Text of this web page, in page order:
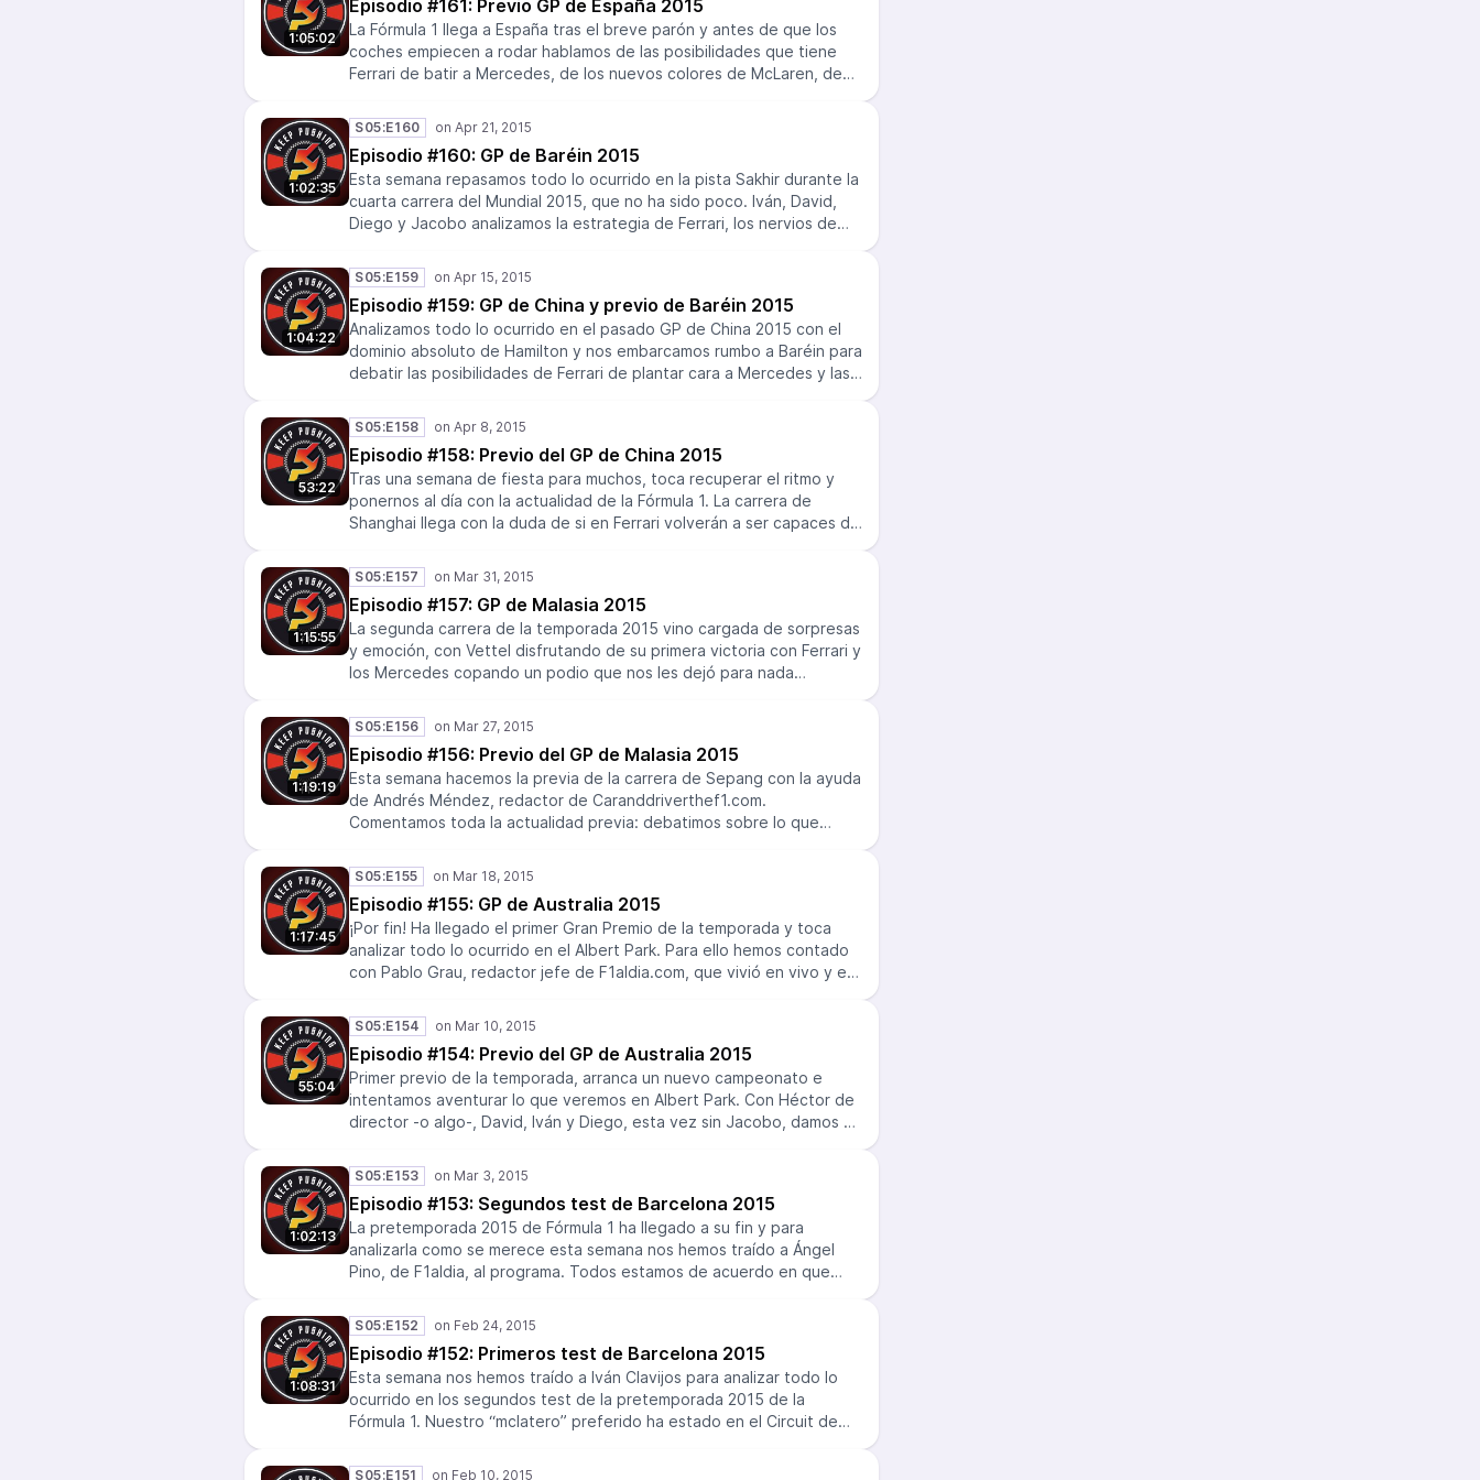
es el Mundialito, que volverá con nosotros. Gracias a todos por
escucharnos durante más de 164 episodios (de momento) y
aguantar nuestras tonterías. Volveremos… pero hasta entonces, ya
McLaren (otra vez). ¡A disfrutarlo!
1:05:02
Episodio #161: Previo GP de España 2015
La Fórmula 1 llega a España tras el breve parón y antes de que los
coches empiecen a rodar hablamos de las posibilidades que tiene
Ferrari de batir a Mercedes, de los nuevos colores de McLaren, de
Eloy Entrambasaguas, nuestro invitado del día. Lamentablemente,
nos falló la facción galega del podcast, así que esperamos que
Jacobo y Diego puedan estar la semana que viene analizando lo que
pasará este domingo en Montmeló. ¡Si vas, cuéntanoslo!
1:02:35
S05:E160
Episodio #160: GP de Baréin 2015
Esta semana repasamos todo lo ocurrido en la pista Sakhir durante la
cuarta carrera del Mundial 2015, que no ha sido poco. Iván, David,
Diego y Jacobo analizamos la estrategia de Ferrari, los nervios de
McLaren. Y también nos ha quedado tiempo para meterle 44
segundos a Will “cabeza” Stevens. ¡A correr!
1:04:22
S05:E159
Episodio #159: GP de China y previo de Baréin 2015
Analizamos todo lo ocurrido en el pasado GP de China 2015 con el
dominio absoluto de Hamilton y nos embarcamos rumbo a Baréin para
debatir las posibilidades de Ferrari de plantar cara a Mercedes y las
53:22
S05:E158
Episodio #158: Previo del GP de China 2015
Tras una semana de fiesta para muchos, toca recuperar el ritmo y
ponernos al día con la actualidad de la Fórmula 1. La carrera de
Shanghai llega con la duda de si en Ferrari volverán a ser capaces de
por el calor. ¿Acabará McLaren esta carrera o tampoco toca? Diego,
Iván, David y Jacobo debatimos este tema y muchos otros. Héctor,
ya tal. Además, David nos trae “su” sección al final del programa.
1:15:55
S05:E157
Episodio #157: GP de Malasia 2015
La segunda carrera de la temporada 2015 vino cargada de sorpresas
y emoción, con Vettel disfrutando de su primera victoria con Ferrari y
los Mercedes copando un podio que nos les dejó para nada
Diego, y con la vuelta de Samuel. Repasamos el acierto estratégico
de Ferrari y la primera derrota en mucho tiempo de Mercedes.
¿Serán capaces los italianos de acabar con el dominio de Hamilton y
Rosberg? También el calvario de McLaren y el buen trabajo de
Verstappen y Sainz. Todo ello acompañado de El Mundialito y la Liga
Keep Pushing.
1:19:19
S05:E156
Episodio #156: Previo del GP de Malasia 2015
Esta semana hacemos la previa de la carrera de Sepang con la ayuda
de Andrés Méndez, redactor de Caranddriverthef1.com.
Comentamos toda la actualidad previa: debatimos sobre lo que
finalmente a pista, o sobre si Rosberg podrá intimidar a Hamilton al
menos un poco. También analizamos las noticias más destacadas de
la semana, para acabar el programa hablando de… Top Gear.
1:17:45
S05:E155
Episodio #155: GP de Australia 2015
¡Por fin! Ha llegado el primer Gran Premio de la temporada y toca
analizar todo lo ocurrido en el Albert Park. Para ello hemos contado
con Pablo Grau, redactor jefe de F1aldia.com, que vivió en vivo y en
Melbourne. El dominio de Mercedes, el primer podio de rojo para
Vettel, el debut de Sainz o el descalabro de McLaren son algunos de
los temas centrales del programa. Además, vuelven el Mundialito y la
Liga Keep Pushing.
55:04
S05:E154
Episodio #154: Previo del GP de Australia 2015
Primer previo de la temporada, arranca un nuevo campeonato e
intentamos aventurar lo que veremos en Albert Park. Con Héctor de
director -o algo-, David, Iván y Diego, esta vez sin Jacobo, damos un
Fórmula 1, como el accidente de Alonso, los problemas de Manor y
también la tensa situación entre Giedo Van der Garde y Sauber.
1:02:13
S05:E153
Episodio #153: Segundos test de Barcelona 2015
La pretemporada 2015 de Fórmula 1 ha llegado a su fin y para
analizarla como se merece esta semana nos hemos traído a Ángel
Pino, de F1aldia, al programa. Todos estamos de acuerdo en que
sus más inmediatos perseguidores, pero de ahí para atrás hay
muchas dudas: ¿Podrá McLaren acabar la carrera de Australia?,
¿habrá Liga KPpodcast este año?, ¿corren los plátanos? ¡A disfrutar!
1:08:31
S05:E152
Episodio #152: Primeros test de Barcelona 2015
Esta semana nos hemos traído a Iván Clavijos para analizar todo lo
ocurrido en los segundos test de la pretemporada 2015 de la
Fórmula 1. Nuestro “mclatero” preferido ha estado en el Circuit de
nos acerca sus conclusiones de primera mano. Poco a poco vamos
S05:E151